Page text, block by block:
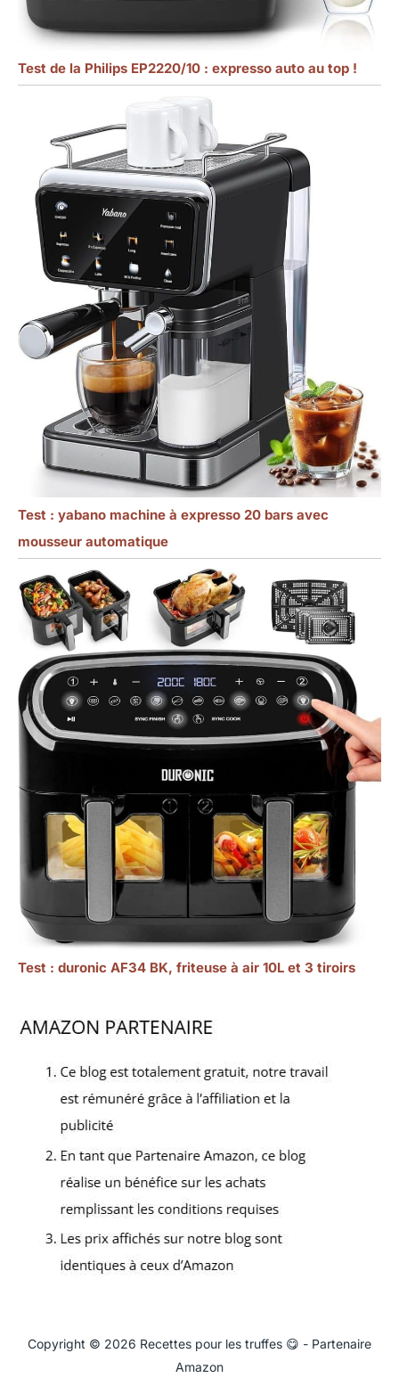
Test de la Philips EP2220/10 : expresso auto au top !
Test : yabano machine à expresso 20 bars avec
mousseur automatique
Test : duronic AF34 BK, friteuse à air 10L et 3 tiroirs
Copyright © 2026 Recettes pour les truffes 😋 - Partenaire
Amazon